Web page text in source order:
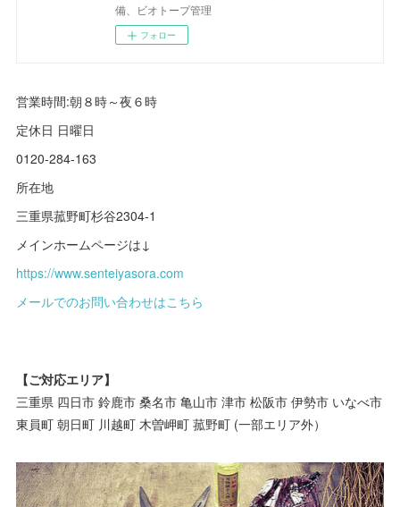
備、ビオトープ管理
フォロー
営業時間:朝８時～夜６時
定休日 日曜日
0120-284-163
所在地
三重県菰野町杉谷2304-1
メインホームページは↓
https://www.senteiyasora.com
メールでのお問い合わせはこちら
【ご対応エリア】
三重県 四日市 鈴鹿市 桑名市 亀山市 津市 松阪市 伊勢市 いなべ市
東員町 朝日町 川越町 木曽岬町 菰野町 (一部エリア外）